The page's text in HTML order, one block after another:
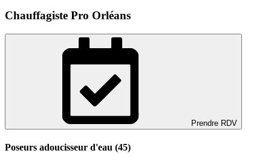
Chauffagiste Pro Orléans
Prendre RDV
Poseurs adoucisseur d'eau (45)